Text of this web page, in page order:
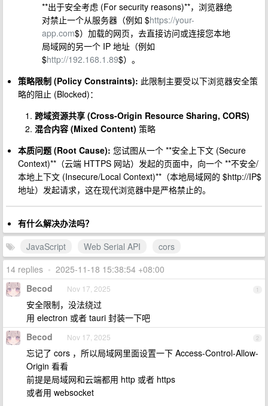
**出于安全考虑 (For security reasons)**，浏览器绝
对禁止一个从服务器（例如 $https://your-
app.com$）加载的网页，去直接访问或连接您本地
局域网的另一个 IP 地址（例如
$http://192.168.1.89$）。
策略限制 (Policy Constraints): 此限制主要受以下浏览器安全策
略的阻止 (Blocked)：
跨域资源共享 (Cross-Origin Resource Sharing, CORS)
混合内容 (Mixed Content) 策略
本质问题 (Root Cause): 您试图从一个 **安全上下文 (Secure
Context)**（云端 HTTPS 网站）发起的页面中，向一个 **不安全/
本地上下文 (Insecure/Local Context)**（本地局域网的 $http://IP$
地址）发起请求，这在现代浏览器中是严格禁止的。
有什么解决办法吗？
JavaScript
Web Serial API
cors
14 replies • 2025-11-18 15:38:54 +08:00
1
Becod Nov 17, 2025
安全限制，没法绕过
用 electron 或者 tauri 封装一下吧
2
Becod Nov 17, 2025
忘记了 cors ，所以局域网里面设置一下 Access-Control-Allow-
Origin 看看
前提是局域网和云端都用 http 或者 https
或者用 websocket